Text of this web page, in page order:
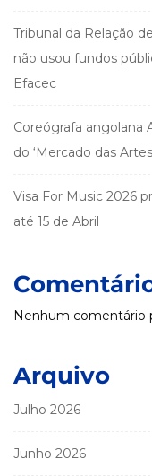
Tribunal da Relação
não usou fundos
Efacec
Coreógrafa angolana
do ‘Mercado das
Visa For Music 2026
até 15 de Abril
Nenhum comentário
Arquivo
Julho 2026
Junho 2026